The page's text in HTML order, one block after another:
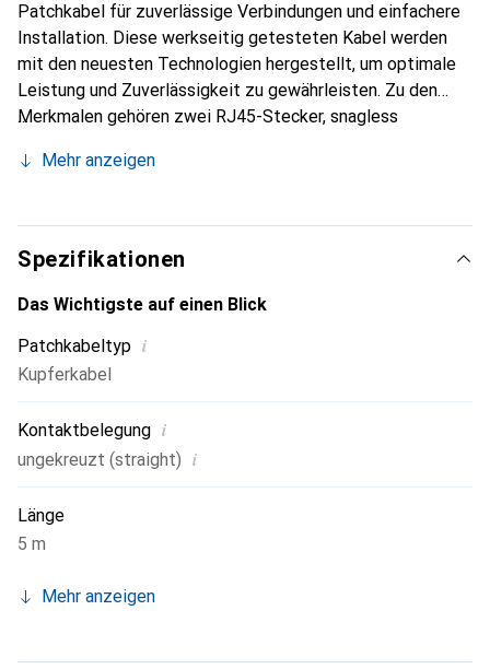
Patchkabel für zuverlässige Verbindungen und einfachere
Installation. Diese werkseitig getesteten Kabel werden
mit den neuesten Technologien hergestellt, um optimale
Leistung und Zuverlässigkeit zu gewährleisten. Zu den
Merkmalen gehören zwei RJ45-Stecker, snagless
10/100/1000 Mbps Netzwerken. Sie sind geeignet für den
und anderen Netzwerkzubehörteilen.
Mehr anzeigen
Spezifikationen
Das Wichtigste auf einen Blick
Patchkabeltyp i
Kupferkabel
Kontaktbelegung i
ungekreuzt (straight) i
Länge
5 m
Mehr anzeigen